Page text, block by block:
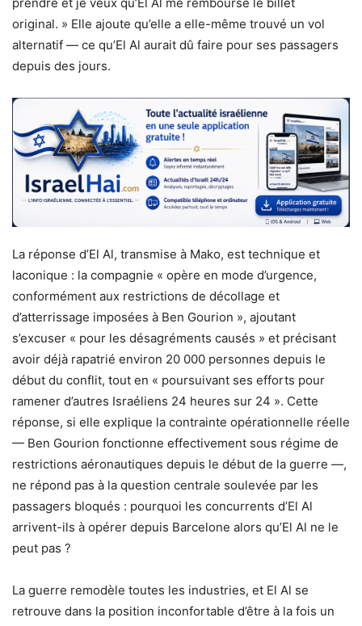
original. » Elle ajoute qu’elle a elle-même trouvé un vol
alternatif — ce qu’El Al aurait dû faire pour ses passagers
depuis des jours.
La réponse d’El Al, transmise à Mako, est technique et
laconique : la compagnie « opère en mode d’urgence,
conformément aux restrictions de décollage et
d’atterrissage imposées à Ben Gourion », ajoutant
s’excuser « pour les désagréments causés » et précisant
avoir déjà rapatrié environ 20 000 personnes depuis le
début du conflit, tout en « poursuivant ses efforts pour
ramener d’autres Israéliens 24 heures sur 24 ». Cette
réponse, si elle explique la contrainte opérationnelle réelle
— Ben Gourion fonctionne effectivement sous régime de
restrictions aéronautiques depuis le début de la guerre —,
ne répond pas à la question centrale soulevée par les
passagers bloqués : pourquoi les concurrents d’El Al
arrivent-ils à opérer depuis Barcelone alors qu’El Al ne le
peut pas ?
La guerre remodèle toutes les industries, et El Al se
retrouve dans la position inconfortable d’être à la fois un